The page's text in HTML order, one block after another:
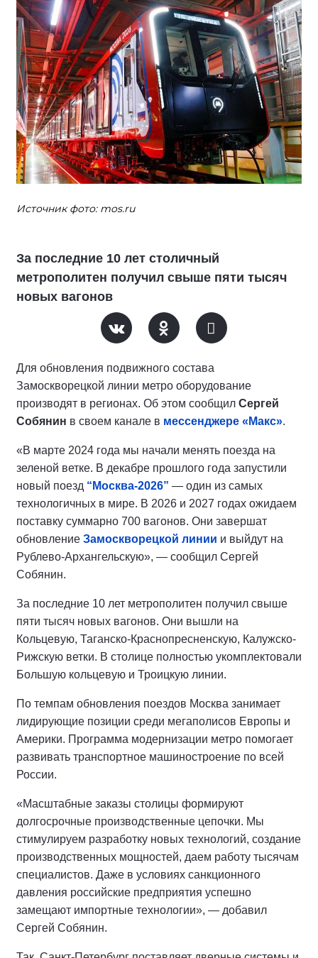
Источник фото: mos.ru
За последние 10 лет столичный
метрополитен получил свыше пяти тысяч
новых вагонов
Для обновления подвижного состава
Замоскворецкой линии метро оборудование
производят в регионах. Об этом сообщил Сергей
Собянин в своем канале в мессенджере «Макс».
«В марте 2024 года мы начали менять поезда на
зеленой ветке. В декабре прошлого года запустили
новый поезд “Москва-2026” — один из самых
технологичных в мире. В 2026 и 2027 годах ожидаем
поставку суммарно 700 вагонов. Они завершат
обновление Замоскворецкой линии и выйдут на
Рублево-Архангельскую», — сообщил Сергей
Собянин.
За последние 10 лет метрополитен получил свыше
пяти тысяч новых вагонов. Они вышли на
Кольцевую, Таганско-Краснопресненскую, Калужско-
Рижскую ветки. В столице полностью укомплектовали
Большую кольцевую и Троицкую линии.
По темпам обновления поездов Москва занимает
лидирующие позиции среди мегаполисов Европы и
Америки. Программа модернизации метро помогает
развивать транспортное машиностроение по всей
России.
«Масштабные заказы столицы формируют
долгосрочные производственные цепочки. Мы
стимулируем разработку новых технологий, создание
производственных мощностей, даем работу тысячам
специалистов. Даже в условиях санкционного
давления российские предприятия успешно
замещают импортные технологии», — добавил
Сергей Собянин.